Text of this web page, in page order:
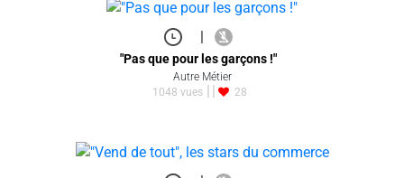
|
"Pas que pour les garçons !"
Autre Métier
1048 vues
28